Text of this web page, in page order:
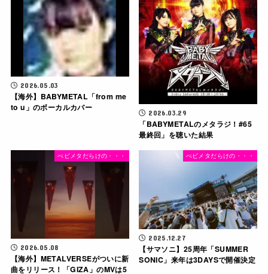
2026.05.03
【海外】BABYMETAL「from me
to u」のボーカルカバー
2026.03.29
「BABYMETALのメタラジ！#65
最終回」を聴いた結果
べビメタだらけの・・・
2026.05.08
【海外】METALVERSEがついに新
曲をリリース！「GIZA」のMVは5
べビメタだらけの・・・
2025.12.27
【サマソニ】25周年「SUMMER
SONIC」来年は3DAYSで開催決定